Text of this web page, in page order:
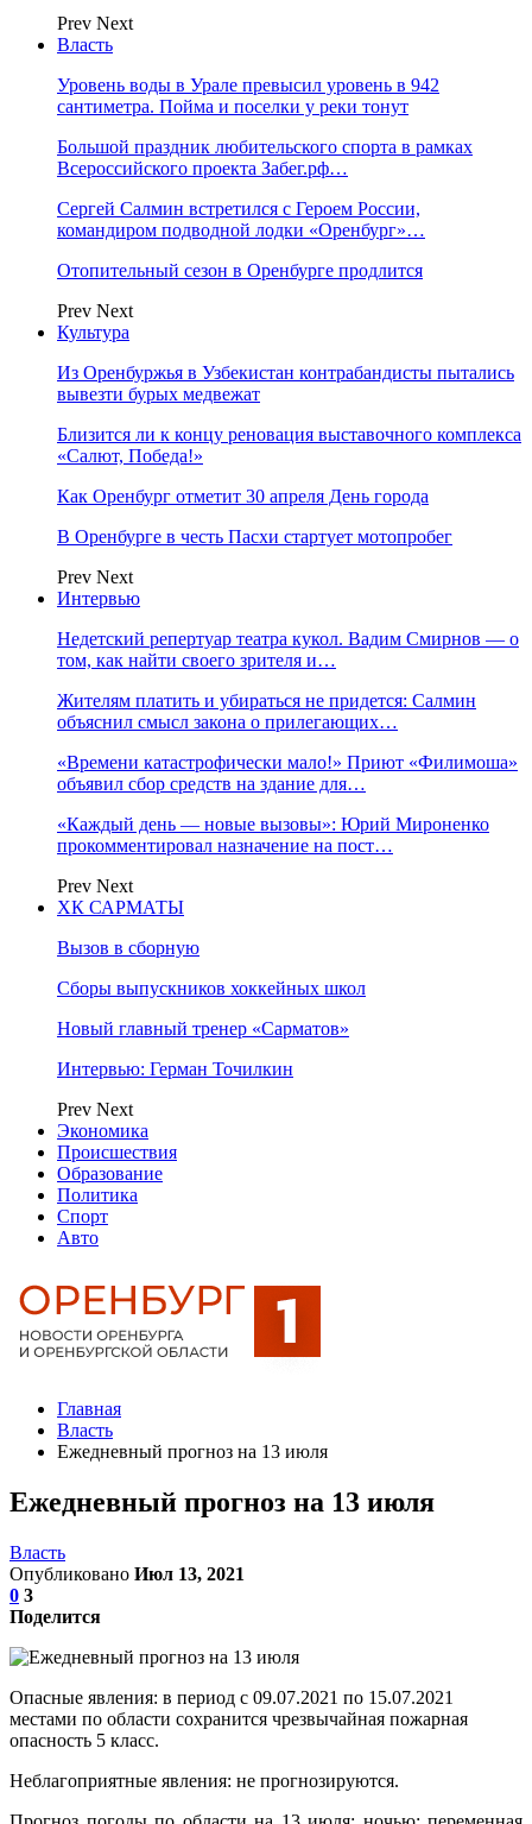
Prev Next
Власть
Уровень воды в Урале превысил уровень в 942
сантиметра. Пойма и поселки у реки тонут
Большой праздник любительского спорта в рамках
Всероссийского проекта Забег.рф…
Сергей Салмин встретился с Героем России,
командиром подводной лодки «Оренбург»…
Отопительный сезон в Оренбурге продлится
Prev Next
Культура
Из Оренбуржья в Узбекистан контрабандисты пытались
вывезти бурых медвежат
Близится ли к концу реновация выставочного комплекса
«Салют, Победа!»
Как Оренбург отметит 30 апреля День города
В Оренбурге в честь Пасхи стартует мотопробег
Prev Next
Интервью
Недетский репертуар театра кукол. Вадим Смирнов — о
том, как найти своего зрителя и…
Жителям платить и убираться не придется: Салмин
объяснил смысл закона о прилегающих…
«Времени катастрофически мало!» Приют «Филимоша»
объявил сбор средств на здание для…
«Каждый день — новые вызовы»: Юрий Мироненко
прокомментировал назначение на пост…
Prev Next
ХК САРМАТЫ
Вызов в сборную
Сборы выпускников хоккейных школ
Новый главный тренер «Сарматов»
Интервью: Герман Точилкин
Prev Next
Экономика
Происшествия
Образование
Политика
Спорт
Авто
Главная
Власть
Ежедневный прогноз на 13 июля
Ежедневный прогноз на 13 июля
Власть
Опубликовано Июл 13, 2021
0 3
Поделится
Опасные явления: в период с 09.07.2021 по 15.07.2021
местами по области сохранится чрезвычайная пожарная
опасность 5 класс.
Неблагоприятные явления: не прогнозируются.